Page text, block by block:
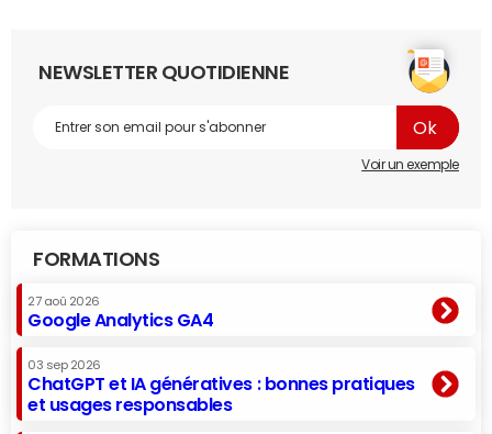
NEWSLETTER QUOTIDIENNE
Voir un exemple
FORMATIONS
27 aoû 2026
Google Analytics GA4
03 sep 2026
ChatGPT et IA génératives : bonnes pratiques
et usages responsables